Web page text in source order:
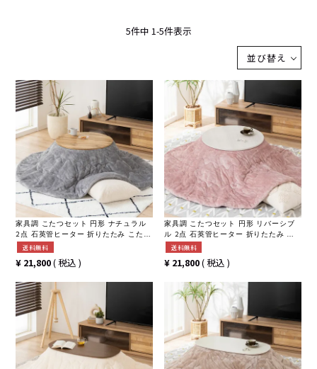
並び替え
5件中 1-5件表示
家具調 こたつセット 円形 ナチュラル
2点 石英管ヒーター 折りたたみ こたつ
木目 ローテーブル リビングこたつ お
しゃれ 可愛い (幅68cm こたつテーブ
ル×1 こたつ布団×1)
送料無料
¥ 21,800 税込
家具調 こたつセット 円形 リバーシブ
ル 2点 石英管ヒーター 折りたたみ こ
たつ 木目 ローテーブル リビングこた
つ おしゃれ 可愛い (幅68cm こたつテ
ーブル×1 こたつ布団×1)
送料無料
¥ 21,800 税込